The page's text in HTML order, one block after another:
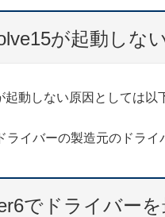
が起動しな
動しない原因としては以
ライバーの製造元のドラ
でドライバー